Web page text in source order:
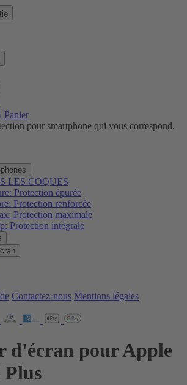
Panier
pour smartphone qui vous correspond.
LES COQUES
Protection épurée
Protection renforcée
Protection maximale
Protection intégrale
Contactez‑nous Mentions légales
d'écran pour Apple
Plus